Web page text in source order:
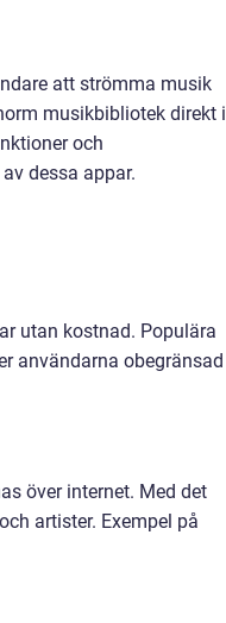
att strömma musik
musikbibliotek direkt i
och
dessa appar.
utan kostnad. Populära
användarna obegränsad
över internet. Med det
artister. Exempel på